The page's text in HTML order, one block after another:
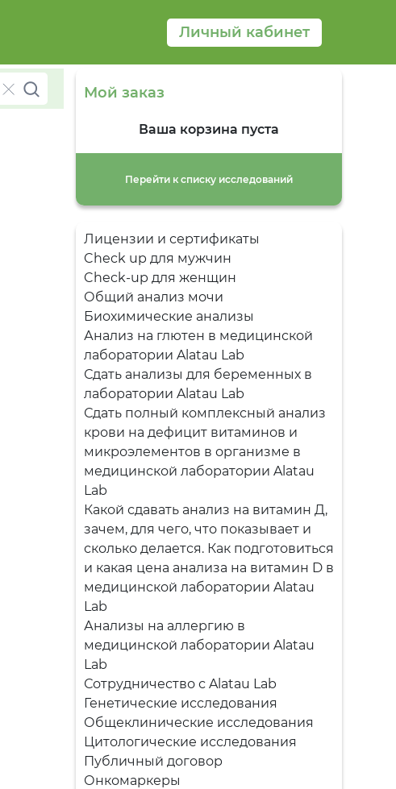
Личный кабинет
Лицензии и сертификаты
Check up для мужчин
Check-up для женщин
Общий анализ мочи
Биохимические анализы
Анализ на глютен в медицинской
лаборатории Alatau Lab
Сдать анализы для беременных в
лаборатории Alatau Lab
Сдать полный комплексный анализ
крови на дефицит витаминов и
микроэлементов в организме в
медицинской лаборатории Alatau
Lab
Какой сдавать анализ на витамин Д,
зачем, для чего, что показывает и
сколько делается. Как подготовиться
и какая цена анализа на витамин D в
медицинской лаборатории Alatau
Lab
Анализы на аллергию в
медицинской лаборатории Alatau
Lab
Сотрудничество с Alatau Lab
Генетические исследования
Общеклинические исследования
Цитологические исследования
Публичный договор
Онкомаркеры
Мой заказ
Ваша корзина пуста
Перейти к списку исследований
cancel
А
Ж
К
Л
П
Р
С
Т
У
Ч
Ш